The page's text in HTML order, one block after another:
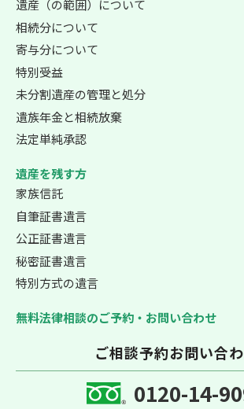
遺産（の範囲）について
相続分について
寄与分について
特別受益
未分割遺産の管理と処分
遺族年金と相続放棄
法定単純承認
遺産を残す方
家族信託
自筆証書遺言
公正証書遺言
秘密証書遺言
特別方式の遺言
無料法律相談のご予約・お問い合わせ
ご相談予約お問い合
0120-14-